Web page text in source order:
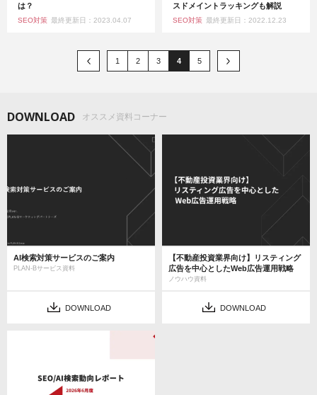
は？
SEO対策 最終更新日：2023.04.07
スドメイントラッキングも解説
SEO対策 最終更新日：2022.12.23
1 2 3 4 5
DOWNLOAD オススメ資料コーナー
AI検索対策サービスのご案内
PLAN-Bサービス資料
DOWNLOAD
【不動産投資業界向け】リスティング
広告を中心としたWeb広告運用戦略
ノウハウ資料
DOWNLOAD